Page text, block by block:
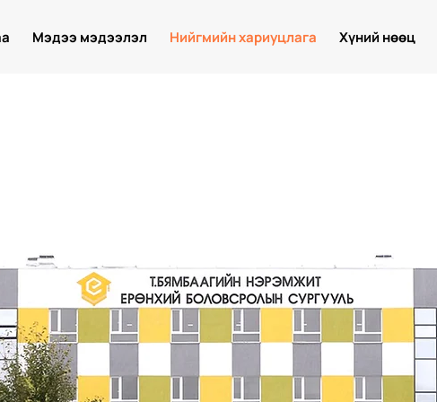
Мэдээ мэдээлэл Нийгмийн хариуцлага Хүний нөөц